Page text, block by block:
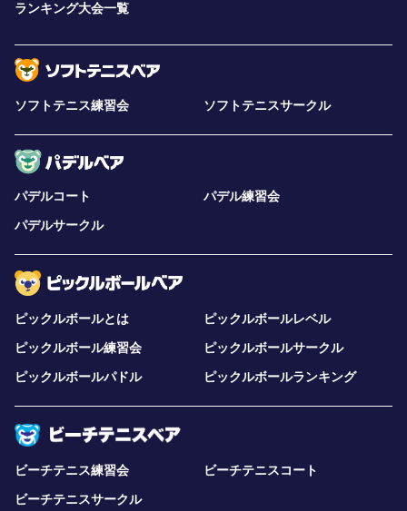
ランキング大会一覧
ソフトテニス練習会 ソフトテニスサークル
パデルコート
パデル練習会
パデルサークル
ピックルボールとは
ピックルボールレベル
ピックルボール練習会
ピックルボールサークル
ピックルボールパドル
ピックルボールランキング
ビーチテニス練習会
ビーチテニスコート
ビーチテニスサークル